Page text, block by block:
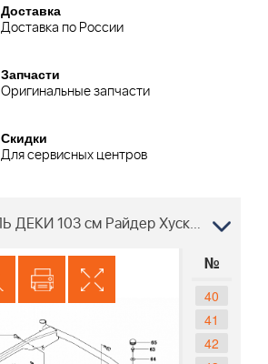
Доставка
Доставка по России
Запчасти
Оригинальные запчасти
Скидки
Для сервисных центров
29 ДЕРЖАТЕЛЬ ДЕКИ 103 см Райдер Хускварна R15 T AWD 966414301, 2010-07
№
40
41
42